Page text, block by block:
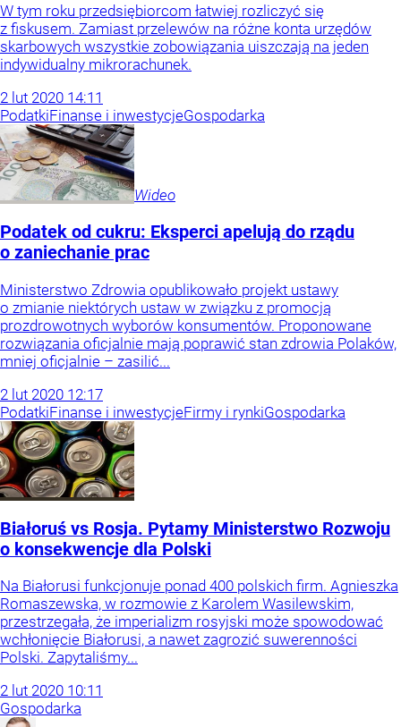
W tym roku przedsiębiorcom łatwiej rozliczyć się
z fiskusem. Zamiast przelewów na różne konta urzędów
skarbowych wszystkie zobowiązania uiszczają na jeden
indywidualny mikrorachunek.
2 lut 2020 14:11
PodatkiFinanse i inwestycjeGospodarka
Wideo
Podatek od cukru: Eksperci apelują do rządu
o zaniechanie prac
Ministerstwo Zdrowia opublikowało projekt ustawy
o zmianie niektórych ustaw w związku z promocją
prozdrowotnych wyborów konsumentów. Proponowane
rozwiązania oficjalnie mają poprawić stan zdrowia Polaków,
mniej oficjalnie – zasilić...
2 lut 2020 12:17
PodatkiFinanse i inwestycjeFirmy i rynkiGospodarka
Białoruś vs Rosja. Pytamy Ministerstwo Rozwoju
o konsekwencje dla Polski
Na Białorusi funkcjonuje ponad 400 polskich firm. Agnieszka
Romaszewska, w rozmowie z Karolem Wasilewskim,
przestrzegała, że imperializm rosyjski może spowodować
wchłonięcie Białorusi, a nawet zagrozić suwerenności
Polski. Zapytaliśmy...
2 lut 2020 10:11
Gospodarka